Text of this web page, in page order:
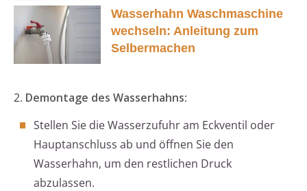
Wasserhahn Waschmaschine
wechseln: Anleitung zum
Selbermachen
2. Demontage des Wasserhahns:
Stellen Sie die Wasserzufuhr am Eckventil oder
Hauptanschluss ab und öffnen Sie den
Wasserhahn, um den restlichen Druck
abzulassen.